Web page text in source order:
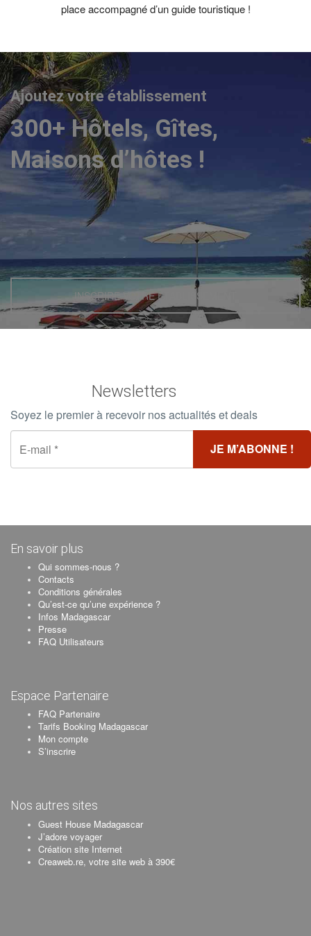
place accompagné d’un guide touristique !
Ajoutez votre établissement
300+ Hôtels, Gîtes,
Maisons d’hôtes !
INSCRIRE VOTRE ETABLISSEMENT
Newsletters
Soyez le premier à recevoir nos actualités et deals
En savoir plus
Qui sommes-nous ?
Contacts
Conditions générales
Qu’est-ce qu’une expérience ?
Infos Madagascar
Presse
FAQ Utilisateurs
Espace Partenaire
FAQ Partenaire
Tarifs Booking Madagascar
Mon compte
S’inscrire
Nos autres sites
Guest House Madagascar
J’adore voyager
Création site Internet
Creaweb.re, votre site web à 390€